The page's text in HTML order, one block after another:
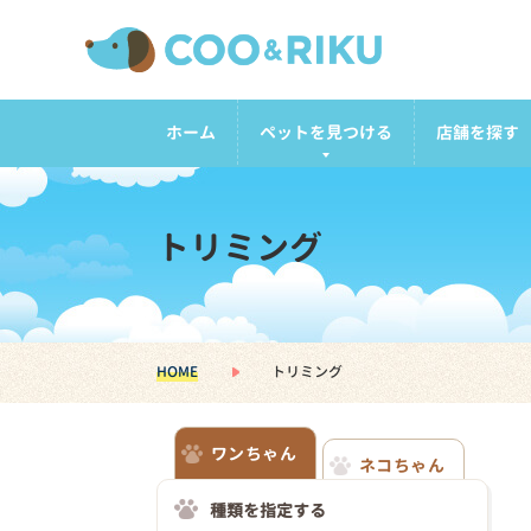
ホーム ペットを見つける 店舗を探す
トリミング
HOME トリミング
ワンちゃん
ネコちゃん
種類を指定する